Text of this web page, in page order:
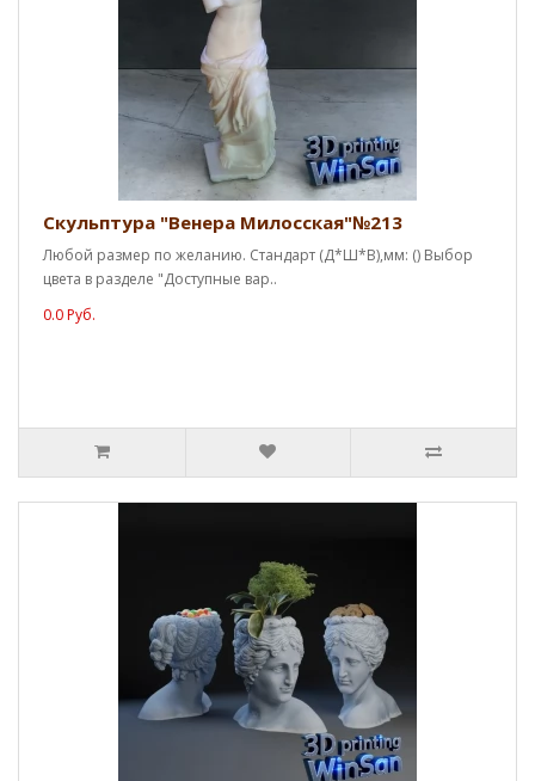
Скульптура "Венера Милосская"№213
Любой размер по желанию. Стандарт (Д*Ш*В),мм: () Выбор
цвета в разделе "Доступные вар..
0.0 Руб.